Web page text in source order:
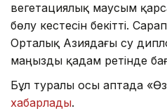
вегетациялық маусым
бөлу кестесін бекітті.
Орталық Азиядағы су
маңызды қадам ретінде
Бұл туралы осы аптада
хабарлады.